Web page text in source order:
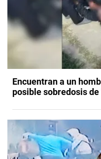
Encuentran a un
posible sobredosis de